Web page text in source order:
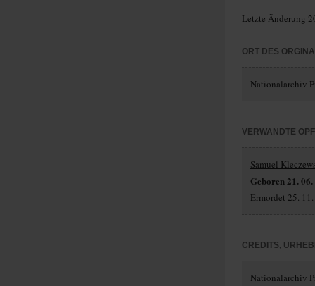
Letzte Änderung
ORT DES
Nationalarchiv
VERWANDTE
Samuel
Geboren 21.
Ermordet 25.
CREDITS,
Nationalarchiv